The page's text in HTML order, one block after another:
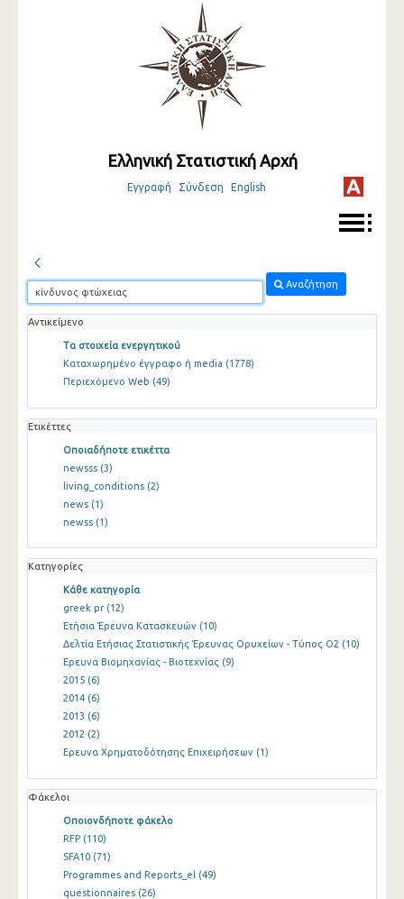
Ελληνική Στατιστική Αρχή
Εγγραφή Σύνδεση English
Αναζήτηση
Αντικείμενο
Τα στοιχεία ενεργητικού
Καταχωρημένο έγγραφο ή media (1778)
Περιεχόμενο Web (49)
Ετικέττες
Οποιαδήποτε ετικέττα
newsss (3)
living_conditions (2)
news (1)
newss (1)
Κατηγορίες
Κάθε κατηγορία
greek pr (12)
Ετήσια Έρευνα Κατασκευών (10)
Δελτία Ετήσιας Στατιστικής Έρευνας Ορυχείων - Τύπος Ο2 (10)
Ερευνα Βιομηχανίας - Βιοτεχνίας (9)
2015 (6)
2014 (6)
2013 (6)
2012 (2)
Ερευνα Χρηματοδότησης Επιχειρήσεων (1)
Φάκελοι
Οποιονδήποτε φάκελο
RFP (110)
SFA10 (71)
Programmes and Reports_el (49)
questionnaires (26)